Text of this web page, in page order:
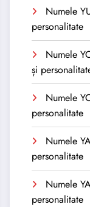
Numele
personalitate
Numele
și
Numele
personalitate
Numele
personalitate
Numele
personalitate